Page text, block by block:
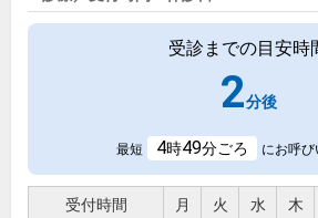
受診までの目安時
2分後
最短 4時49分ごろ にお呼
受付時間 月 火 水 木